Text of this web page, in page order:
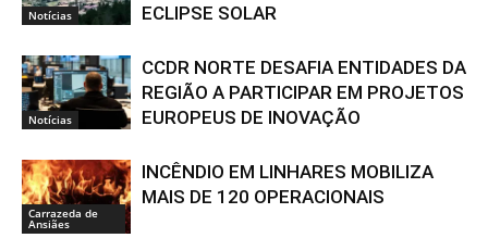
Notícias
ECLIPSE SOLAR
Notícias
CCDR NORTE DESAFIA ENTIDADES DA
REGIÃO A PARTICIPAR EM PROJETOS
EUROPEUS DE INOVAÇÃO
Carrazeda de
Ansiães
INCÊNDIO EM LINHARES MOBILIZA
MAIS DE 120 OPERACIONAIS